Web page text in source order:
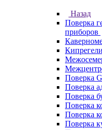
Назад
Поверка
приборов
Кипрегели
Поверка
Поверка
Поверка
Поверка
Поверка
Поверка